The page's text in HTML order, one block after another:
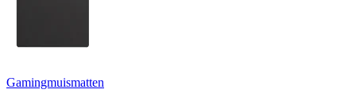
Gamingmuismatten